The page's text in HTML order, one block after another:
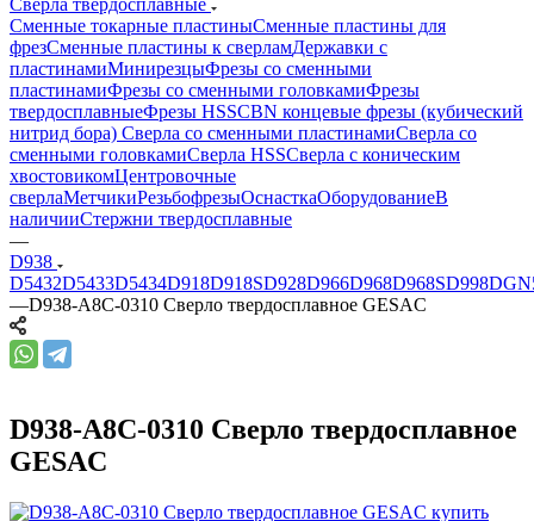
Сверла твердосплавные
Сменные токарные пластиныСменные пластины для
фрезСменные пластины к сверламДержавки с
пластинамиМинирезцыФрезы со сменными
пластинамиФрезы со сменными головкамиФрезы
твердосплавныеФрезы HSSCBN концевые фрезы (кубический
нитрид бора) Сверла со сменными пластинамиСверла со
сменными головкамиСверла HSSСверла с коническим
хвостовикомЦентровочные
сверлаМетчикиРезьбофрезыОснасткаОборудованиеВ
наличииСтержни твердосплавные
—
D938
D5432D5433D5434D918D918SD928D966D968D968SD998
—D938-A8C-0310 Сверло твердосплавное GESAC
D938-A8C-0310 Сверло твердосплавное
GESAC